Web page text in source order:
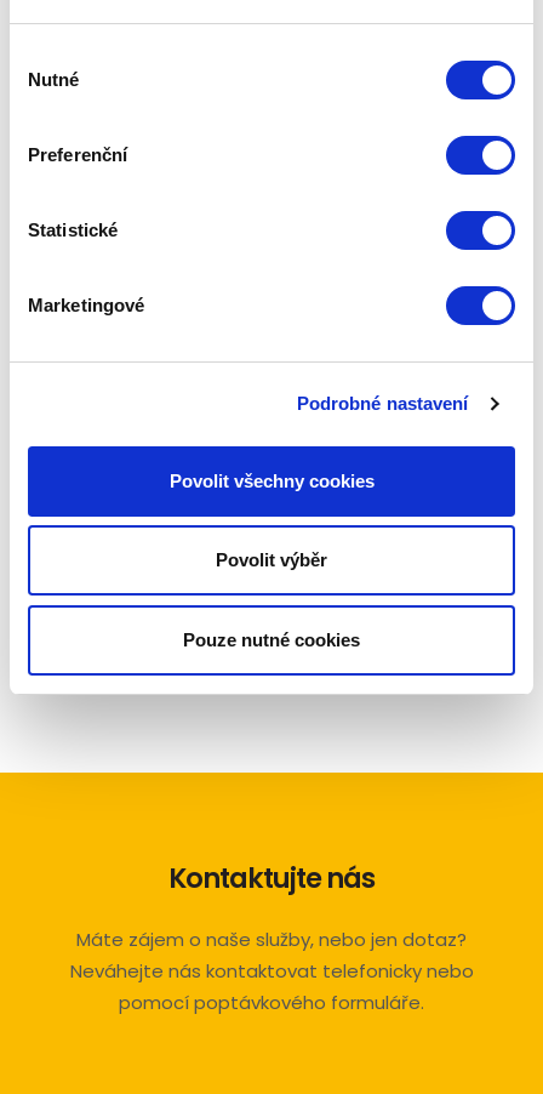
souhlasu
Nutné
Preferenční
Statistické
Marketingové
Podrobné nastavení
Povolit všechny cookies
Povolit výběr
Pouze nutné cookies
Kontaktujte nás
Máte zájem o naše služby, nebo jen dotaz?
Neváhejte nás kontaktovat telefonicky nebo
pomocí poptávkového formuláře.